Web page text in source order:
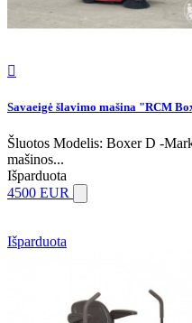

Savaeigė šlavimo mašina "RCM
Šluotos Modelis: Boxer D -
mašinos...
Išparduota
4500 EUR
Išparduota